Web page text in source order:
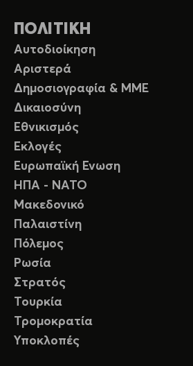
ΠΟΛΙΤΙΚΗ
Αυτοδιοίκηση
Αριστερά
Δημοσιογραφία & ΜΜΕ
Δικαιοσύνη
Εθνικισμός
Εκλογές
Ευρωπαϊκή Ενωση
ΗΠΑ - ΝΑΤΟ
Μακεδονικό
Παλαιστίνη
Πόλεμος
Ρωσία
Στρατός
Τουρκία
Τρομοκρατία
Υποκλοπές